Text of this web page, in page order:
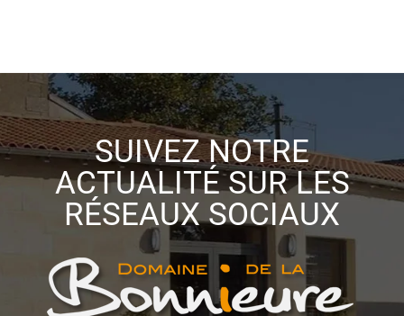
SUIVEZ NOTRE
ACTUALITÉ SUR LES
RÉSEAUX SOCIAUX